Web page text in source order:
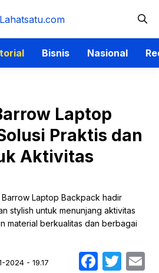
Bisnis Nasional
Laptop
Praktis dan
Aktivitas
Laptop Backpack hadir
stylish untuk menunjang aktivitas
material berkualitas dan berbagai
2024 - 19.17